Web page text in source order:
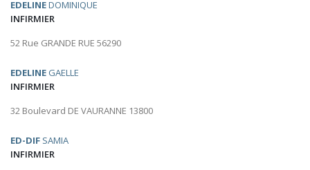
EDELINEDOMINIQUE
INFIRMIER
52 Rue GRANDE RUE 56290
EDELINE GAELLE
INFIRMIER
32 Boulevard DE VAURANNE 13800
ED-DIF SAMIA
INFIRMIER